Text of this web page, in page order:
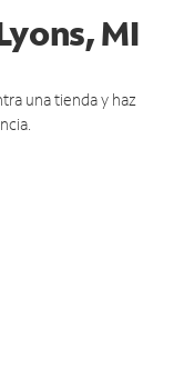
MI
una tienda y haz